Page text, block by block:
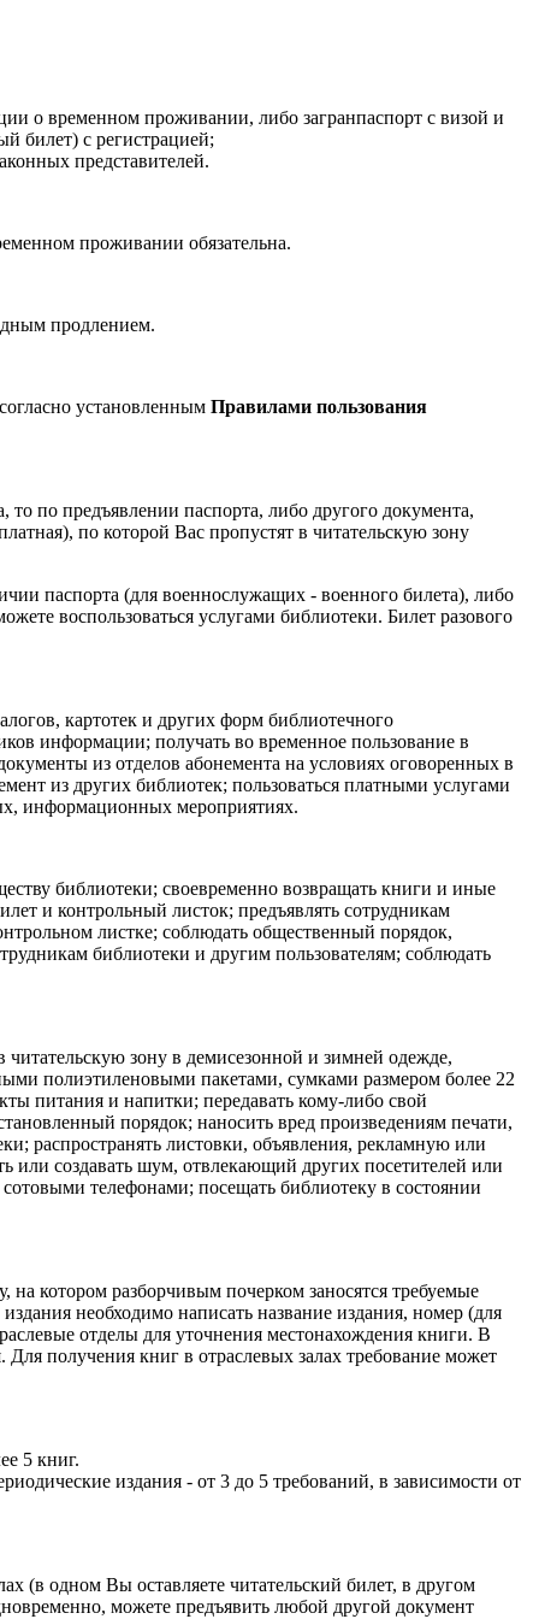
о временном проживании, либо загранпаспорт с визой и
билет) с регистрацией;
представителей.
проживании обязательна.
продлением.
установленным Правилами пользования
по предъявлении паспорта, либо другого документа,
по которой Вас пропустят в читательскую зону
паспорта (для военнослужащих - военного билета), либо
воспользоваться услугами библиотеки. Билет разового
картотек и других форм библиотечного
информации; получать во временное пользование в
из отделов абонемента на условиях оговоренных в
из других библиотек; пользоваться платными услугами
информационных мероприятиях.
библиотеки; своевременно возвращать книги и иные
и контрольный листок; предъявлять сотрудникам
листке; соблюдать общественный порядок,
библиотеки и другим пользователям; соблюдать
читательскую зону в демисезонной и зимней одежде,
полиэтиленовыми пакетами, сумками размером более 22
питания и напитки; передавать кому-либо свой
порядок; наносить вред произведениям печати,
распространять листовки, объявления, рекламную или
создавать шум, отвлекающий других посетителей или
телефонами; посещать библиотеку в состоянии
котором разборчивым почерком заносятся требуемые
необходимо написать название издания, номер (для
отделы для уточнения местонахождения книги. В
Для получения книг в отраслевых залах требование может
5 книг.
издания - от 3 до 5 требований, в зависимости от
(в одном Вы оставляете читательский билет, в другом
можете предъявить любой другой документ